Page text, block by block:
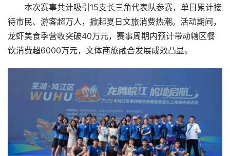
本次赛事共计吸引15支长三角代表队参赛，单日累计接
待市民、游客超万人，掀起夏日文旅消费热潮。活动期间，
龙虾美食季营收突破40万元，赛事周期内预计带动辖区餐
饮消费超6000万元，文体商旅融合发展成效凸显。